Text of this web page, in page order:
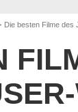
Die besten Filme des